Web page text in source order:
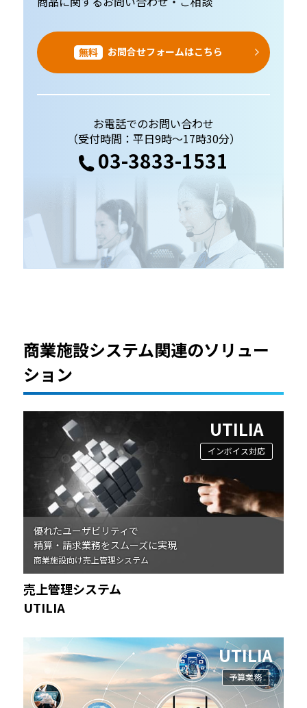
無料 お問合せフォームはこちら
お電話でのお問い合わせ
（受付時間：平日9時～17時30分）
03-3833-1531
商業施設システム関連のソリュー
ション
UTILIA
インボイス対応
優れたユーザビリティで
精算・請求業務をスムーズに実現
商業施設向け売上管理システム
売上管理システム
UTILIA
UTILIA
予算業務